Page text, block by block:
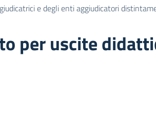
e degli enti aggiudicatori
per uscite